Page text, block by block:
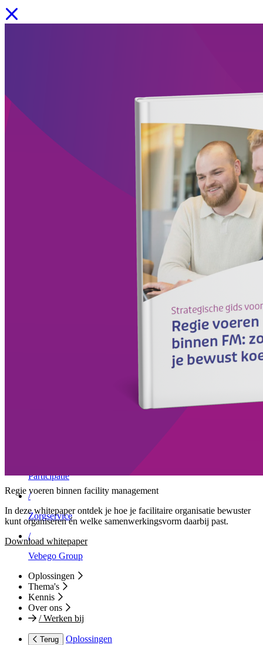
Regie voeren binnen facility management
In deze whitepaper ontdek je hoe je facilitaire organisatie bewuster
kunt organiseren én welke samenwerkingsvorm daarbij past.
Download whitepaper
Facility Solutions
Cleaning services
Participatie
/
Zorgservice
/
Vebego Group
Oplossingen
Thema's
Kennis
Over ons
/Werken bij
Terug
Oplossingen